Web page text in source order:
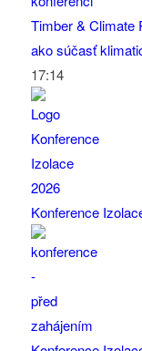
Timber & Climate
ako súčasť
17:14
Konference